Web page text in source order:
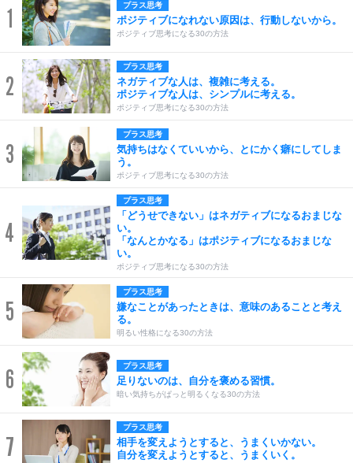
1 プラス思考
ポジティブになれない原因は、行動しないから。
ポジティブ思考になる30の方法
2
プラス思考
ネガティブな人は、複雑に考える。
ポジティブな人は、シンプルに考える。
ポジティブ思考になる30の方法
3
プラス思考
気持ちはなくていいから、とにかく癖にしてしま
う。
ポジティブ思考になる30の方法
4
プラス思考
「どうせできない」はネガティブになるおまじな
い。
「なんとかなる」はポジティブになるおまじな
い。
ポジティブ思考になる30の方法
5
プラス思考
嫌なことがあったときは、意味のあることと考え
る。
明るい性格になる30の方法
6 プラス思考
足りないのは、自分を褒める習慣。
暗い気持ちがぱっと明るくなる30の方法
7
プラス思考
相手を変えようとすると、うまくいかない。
自分を変えようとすると、うまくいく。